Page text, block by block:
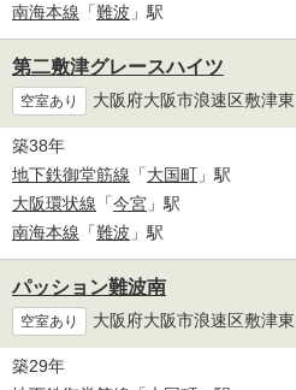
南海本線 「難波 」駅
第二敷津グレースハイツ
空室あり 大阪府大阪市浪速区敷津東
築38年
地下鉄御堂筋線 「大国町 」駅
大阪環状線 「今宮 」駅
南海本線 「難波 」駅
パッション難波南
空室あり 大阪府大阪市浪速区敷津東
築29年